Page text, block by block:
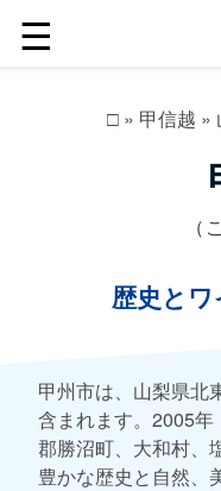
☰
□» 甲信越 »
（
歴史と
甲州市は、山梨県北
含まれます。2005
郡勝沼町、大和村、
豊かな歴史と自然、